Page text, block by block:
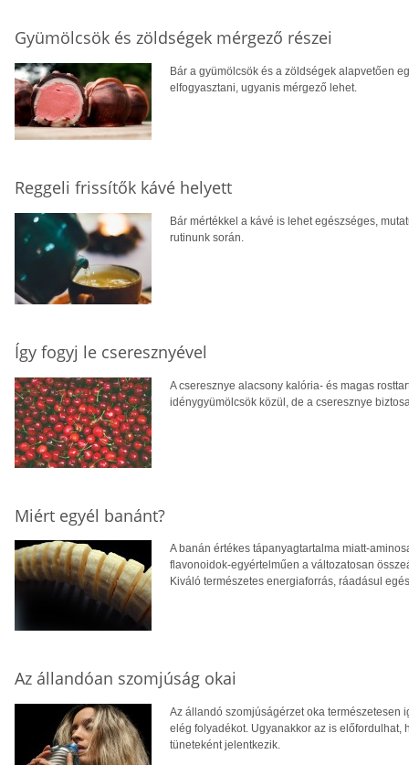
Gyümölcsök és zöldségek mérgező részei
Bár a gyümölcsök és a zöldségek alapvetően
elfogyasztani, ugyanis mérgező lehet.
Reggeli frissítők kávé helyett
Bár mértékkel a kávé is lehet egészséges,
rutinunk során.
Így fogyj le cseresznyével
A cseresznye alacsony kalória- és magas
idénygyümölcsök közül, de a cseresznye
Miért egyél banánt?
A banán értékes tápanyagtartalma miatt-
flavonoidok-egyértelműen a változatosan
Kiváló természetes energiaforrás, ráadásul
Az állandóan szomjúság okai
Az állandó szomjúságérzet oka természetesen
elég folyadékot. Ugyanakkor az is
tüneteként jelentkezik.